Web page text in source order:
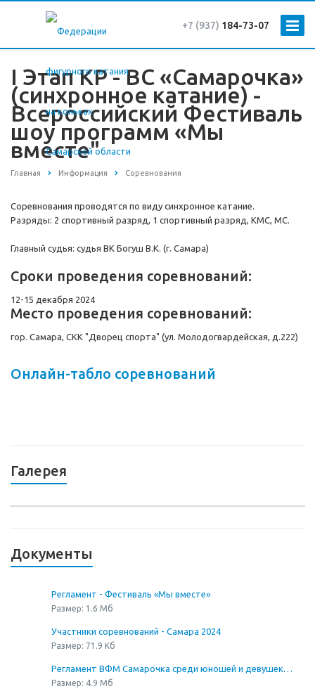
+7 (937) 184-73-07
I Этап КР - ВС «Самарочка»
(синхронное катание) -
Всероссийский Фестиваль
шоу программ «Мы
вместе"
Главная Информация Соревнования
Соревнования проводятся по виду синхронное катание.
Разряды: 2 спортивный разряд, 1 спортивный разряд, КМС, МС.
Главный судья: судья ВК Богуш В.К. (г. Самара)
Сроки проведения соревнований:
12-15 декабря 2024
Место проведения соревнований:
гор. Самара, СКК "Дворец спорта" (ул. Молодогвардейская, д.222)
Онлайн-табло соревнований
Галерея
Документы
Регламент - Фестиваль «Мы вместе»
Размер: 1.6 Мб
Участники соревнований - Самара 2024
Размер: 71.9 Кб
Регламент ВФМ Самарочка среди юношей и девушек 2 сп. разряд
Размер: 4.9 Мб